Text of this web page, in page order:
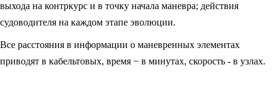
выхода на контркурс и в точку начала маневра; действия
судоводителя на каждом этапе эволюции.
Все расстояния в информации о маневренных элементах
приводят в кабельтовых, время − в минутах, скорость - в узлах.